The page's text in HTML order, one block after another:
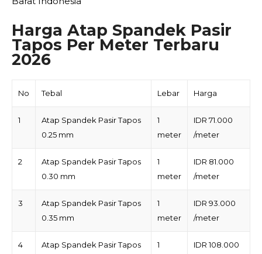
Harga Atap Spandek Pasir
Tapos Per Meter Terbaru
2026
No Tebal Lebar Harga
1
Atap Spandek Pasir Tapos
0.25 mm
1
meter
IDR 71.000
/meter
2
Atap Spandek Pasir Tapos
0.30 mm
1
meter
IDR 81.000
/meter
3
Atap Spandek Pasir Tapos
0.35 mm
1
meter
IDR 93.000
/meter
4
Atap Spandek Pasir Tapos
1
IDR 108.000